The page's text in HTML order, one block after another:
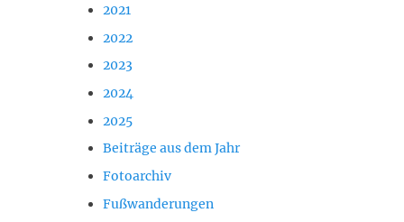
2021
2022
2023
2024
2025
Beiträge aus dem Jahr
Fotoarchiv
Fußwanderungen